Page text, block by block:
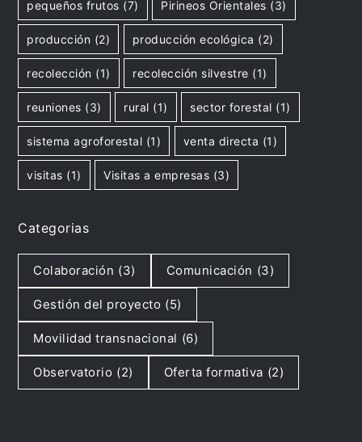
pequeños frutos (7) Pirineos Orientales (3)
producción (2) producción ecológica (2)
recolección (1) recolección silvestre (1)
reuniones (3) rural (1) sector forestal (1)
sistema agroforestal (1) venta directa (1)
visitas (1) Visitas a empresas (3)
Categorias
Colaboración (3) Comunicación (3)
Gestión del proyecto (5)
Movilidad transnacional (6)
Observatorio (2) Oferta formativa (2)